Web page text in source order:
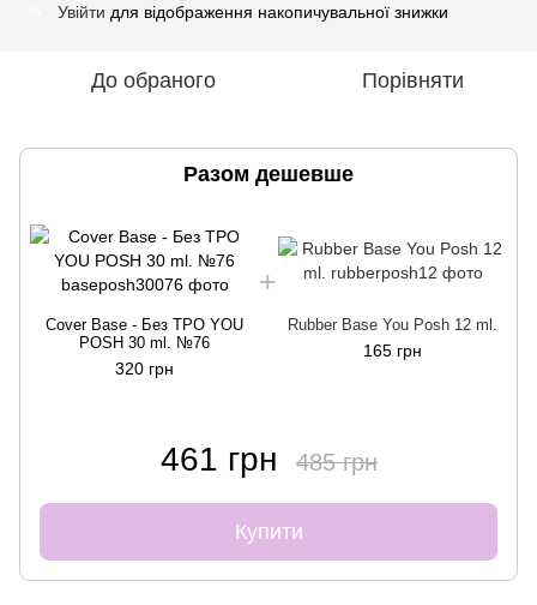
Увійти для відображення накопичувальної знижки
До обраного Порівняти
Разом дешевше
Cover Base - Без ТРО YOU
POSH 30 ml. №76
320 грн
Rubber Base You Posh 12 ml.
165 грн
461 грн 485 грн
Купити